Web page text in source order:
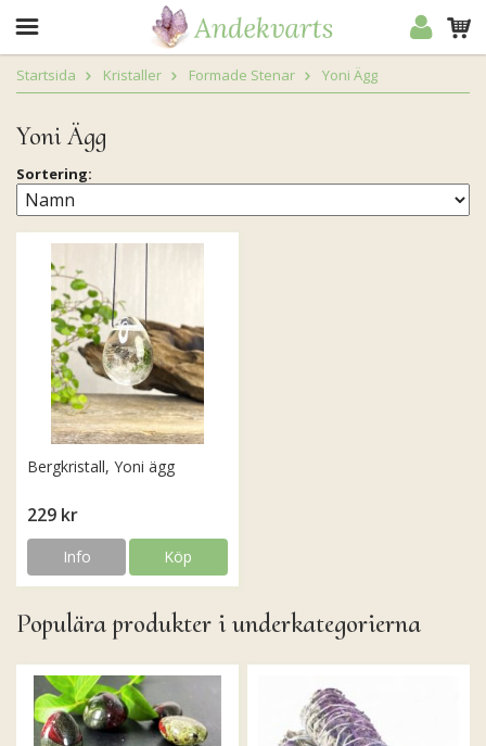
Startsida Kristaller Formade Stenar Yoni Ägg
Yoni Ägg
Sortering:
Bergkristall, Yoni ägg
229 kr
Info Köp
Populära produkter i underkategorierna